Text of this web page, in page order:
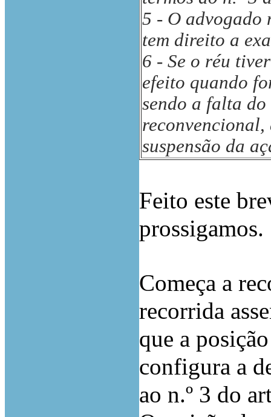
5 - O advogado
tem direito a
6 - Se o réu
efeito quando
sendo a falta do
reconvencional,
suspensão da
Feito este
prossigamos.
Começa a
recorrida
que a
configura a
ao n.º 3 do